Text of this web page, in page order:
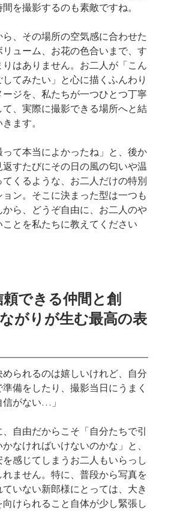
を撮影するのも素敵ですね。
、その場所の空気感に合わせた
リューム、お花の色合いまで、す
はありません。お二人が「こん
てみたい」と心に描くふんわり
ージを、私たちが一つひとつ丁寧
て、実際に撮影できる場所へと結
ます。
って本当によかったね」と、後か
返すたびにその日の風の匂いや温
てくるような、お二人だけの特別
ョン。そこに決まった型は一つも
から、どうぞ自由に、お二人のや
ことを私たちに教えてください
頼できる仲間と創
がりが生む最高の表
められるのは嬉しいけれど、自分
備をしたり、撮影当日にうまく
がない…」
、自由だからこそ「自分たちで引
なければいけないのかな」と、
を感じてしまうお二人もいらっし
れません。特に、普段から写真を
いない新郎様にとっては、大き
向けられること自体が少し緊張し